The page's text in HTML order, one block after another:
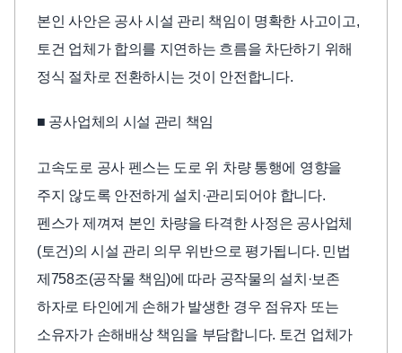
본인 사안은 공사 시설 관리 책임이 명확한 사고이고,
토건 업체가 합의를 지연하는 흐름을 차단하기 위해
정식 절차로 전환하시는 것이 안전합니다.
■ 공사업체의 시설 관리 책임
고속도로 공사 펜스는 도로 위 차량 통행에 영향을
주지 않도록 안전하게 설치·관리되어야 합니다.
펜스가 제껴져 본인 차량을 타격한 사정은 공사업체
(토건)의 시설 관리 의무 위반으로 평가됩니다. 민법
제758조(공작물 책임)에 따라 공작물의 설치·보존
하자로 타인에게 손해가 발생한 경우 점유자 또는
소유자가 손해배상 책임을 부담합니다. 토건 업체가